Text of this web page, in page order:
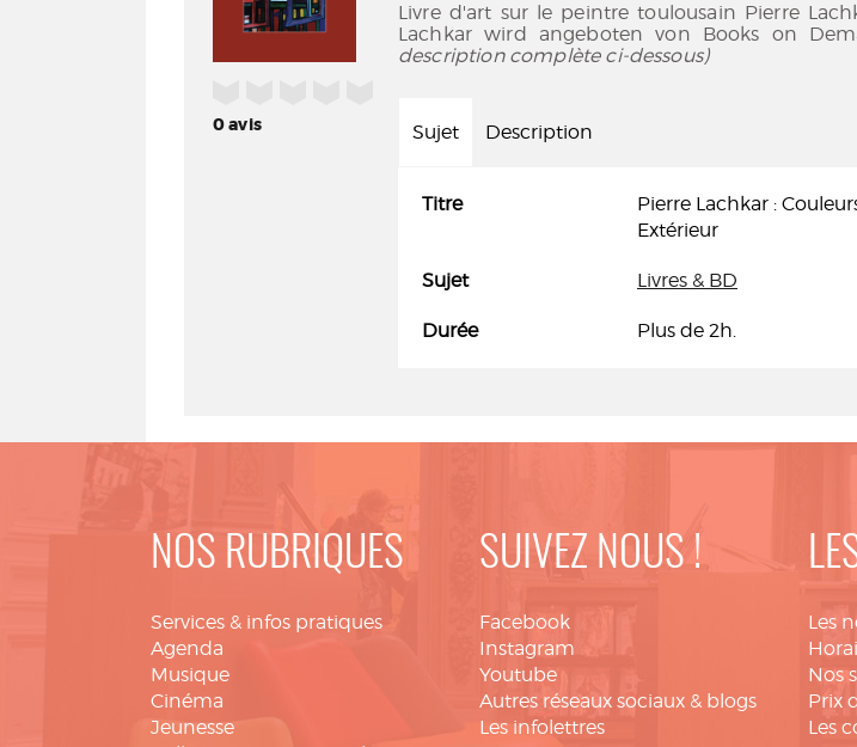
0avis
Livre d'art sur le peintre toulousain Pierre
Lachkar wird angeboten von Books on
description complète ci-dessous)
Sujet Description
Titre
Pierre Lachkar :
Extérieur
Sujet Livres & BD
Durée Plus de 2h.
NOS RUBRIQUES
Services & infos pratiques
Agenda
Musique
Cinéma
Jeunesse
SUIVEZ NOUS !
Facebook
Instagram
Youtube
Autres réseaux sociaux & blogs
Les infolettres
Les
Nos
Prix
Les